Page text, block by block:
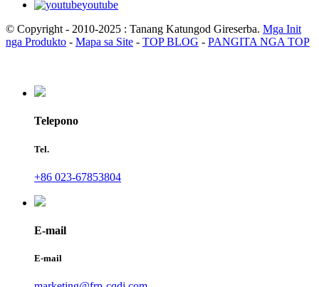
youtube
© Copyright - 2010-2025 : Tanang Katungod Gireserba. Mga Init
nga Produkto - Mapa sa Site - TOP BLOG - PANGITA NGA TOP
Telepono
Tel.
+86 023-67853804
E-mail
E-mail